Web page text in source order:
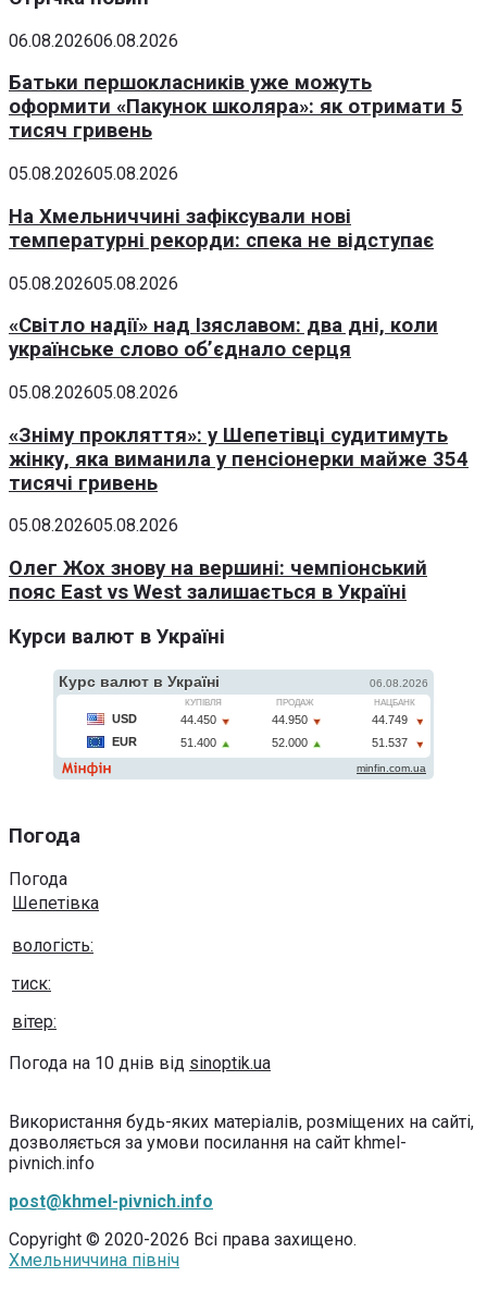
06.08.202606.08.2026
Батьки першокласників уже можуть
оформити «Пакунок школяра»: як отримати 5
тисяч гривень
05.08.202605.08.2026
На Хмельниччині зафіксували нові
температурні рекорди: спека не відступає
05.08.202605.08.2026
«Світло надії» над Ізяславом: два дні, коли
українське слово об’єднало серця
05.08.202605.08.2026
«Зніму прокляття»: у Шепетівці судитимуть
жінку, яка виманила у пенсіонерки майже 354
тисячі гривень
05.08.202605.08.2026
Олег Жох знову на вершині: чемпіонський
пояс East vs West залишається в Україні
Курси валют в Україні
Погода
Погода
Шепетівка
вологість:
тиск:
вітер:
Погода на 10 днів від sinoptik.ua
Використання будь-яких матеріалів, розміщених на сайті,
дозволяється за умови посилання на сайт khmel-
pivnich.info
post@khmel-pivnich.info
Copyright © 2020-2026 Всі права захищено.
Хмельниччина північ